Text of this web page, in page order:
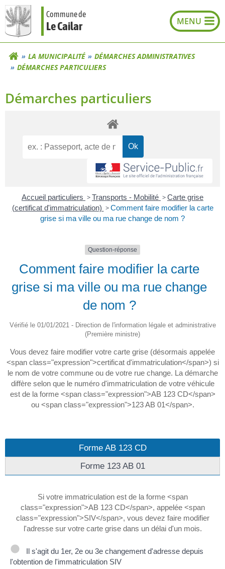
Aller
au
contenu
Commune de
Le Cailar
LA MUNICIPALITÉ
DÉMARCHES ADMINISTRATIVES
DÉMARCHES PARTICULIERS
Démarches particuliers
Accueil particuliers >Transports - Mobilité >Carte grise
(certificat d'immatriculation) > Comment faire modifier la carte
grise si ma ville ou ma rue change de nom ?
Question-réponse
Comment faire modifier la carte
grise si ma ville ou ma rue change
de nom ?
Vérifié le 01/01/2021 - Direction de l'information légale et administrative
(Première ministre)
Vous devez faire modifier votre carte grise (désormais appelée
<span class="expression">certificat d'immatriculation</span>) si
le nom de votre commune ou de votre rue change. La démarche
diffère selon que le numéro d'immatriculation de votre véhicule
est de la forme <span class="expression">AB 123 CD</span>
ou <span class="expression">123 AB 01</span>.
Forme AB 123 CD
Forme 123 AB 01
Si votre immatriculation est de la forme <span
class="expression">AB 123 CD</span>, appelée <span
class="expression">SIV</span>, vous devez faire modifier
l'adresse sur votre carte grise dans un délai d'un mois.
Il s'agit du 1er, 2e ou 3e changement d'adresse depuis
l'obtention de l'immatriculation SIV